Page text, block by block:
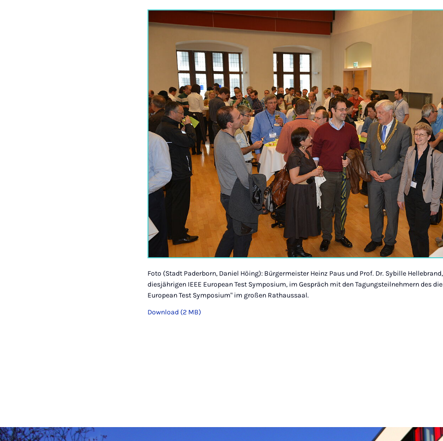
Foto (Stadt Paderborn, Daniel Höing): Bürgermeister Heinz Paus und Prof. Dr. Sybille
diesjährigen IEEE European Test Symposium, im Gespräch mit den Tagungsteilnehmern des
European Test Symposium" im großen Rathaussaal.
Download (2 MB)